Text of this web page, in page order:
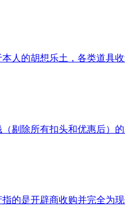
人的胡想乐土，各类道具
剔除所有扣头和优惠后）
的是开辟商收购并完全为